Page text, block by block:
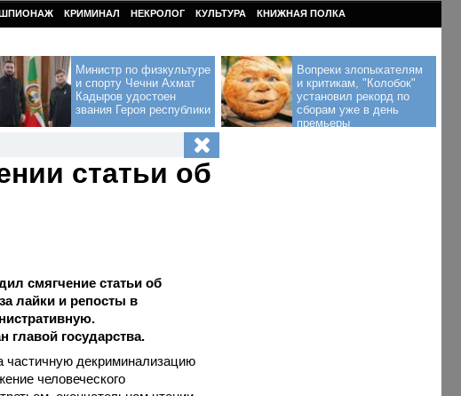
КРИМИНАЛ НЕКРОЛОГ КУЛЬТУРА КНИЖНАЯ ПОЛКА
Министр по физкультуре
и спорту Чечни Ахмат
Кадыров удостоен
звания Героя республики
Вопреки злопыхателям
и критикам, "Колобок"
установил рекорд по
сборам уже в день
премьеры
статьи об
смягчение статьи об
лайки и репосты в
государства.
частичную декриминализацию
человеческого